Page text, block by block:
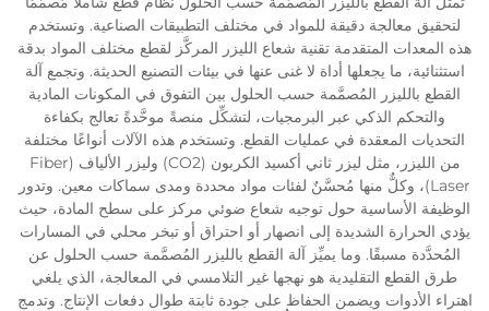
لتحقيق معالجة دقيقة للمواد في مختلف التطبيقات الصناعية. وتستخدم
هذه المعدات المتقدمة تقنية شعاع الليزر المركَّز لقطع مختلف المواد بدقة
استثنائية، ما يجعلها أداة لا غنى عنها في بيئات التصنيع الحديثة. وتجمع آلة
القطع بالليزر المُصمَّمة حسب الحلول بين التفوق في المكونات المادية
والتحكم الذكي عبر البرمجيات، لتشكِّل منصةً موحَّدةً تعالج بكفاءة
التحديات المعقدة في عمليات القطع. وتستخدم هذه الآلات أنواعًا مختلفة
من الليزر، مثل ليزر ثاني أكسيد الكربون (CO2) وليزر الألياف (Fiber
Laser)، وكلٌّ منها مُحسَّنٌ لفئات مواد محددة ومدى سماكات معين. وتدور
الوظيفة الأساسية حول توجيه شعاع ضوئي مركز على سطح المادة، حيث
يؤدي الحرارة الشديدة إلى انصهار أو احتراق أو تبخر محلي في المسارات
المُحدَّدة مسبقًا. وما يميِّز آلة القطع بالليزر المُصمَّمة حسب الحلول عن
طرق القطع التقليدية هو نهجها غير التلامسي في المعالجة، الذي يلغي
اهتراء الأدوات ويضمن الحفاظ على جودة ثابتة طوال دفعات الإنتاج. وتدمج